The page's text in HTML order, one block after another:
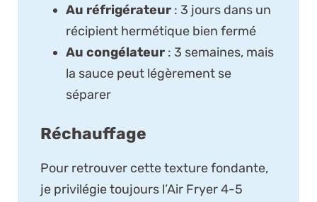
Au réfrigérateur : 3 jours dans un
récipient hermétique bien fermé
Au congélateur : 3 semaines, mais
la sauce peut légèrement se
séparer
Réchauffage
Pour retrouver cette texture fondante,
je privilégie toujours l’Air Fryer 4-5